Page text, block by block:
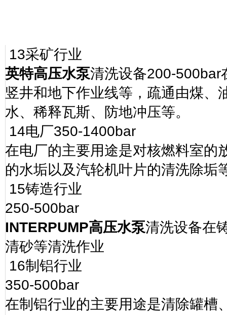
13采矿行业
英特高压水泵清洗设备200-500bar
竖井和地下作业线等，疏通由煤、
水、稀释瓦斯、防地冲压等。
14电厂350-1400bar
在电厂的主要用途是对核燃料室的
的水垢以及汽轮机叶片的清洗除垢
15铸造行业
250-500bar
INTERPUMP高压水泵清洗设备在
清砂等清洗作业
16制铝行业
350-500bar
在制铝行业的主要用途是清除罐槽